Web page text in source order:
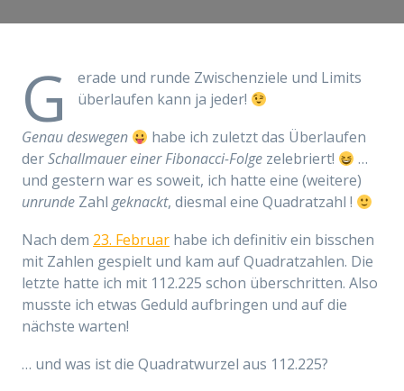
G
erade und runde Zwischenziele und Limits
überlaufen kann ja jeder!
Genau deswegen
habe ich zuletzt das Überlaufen
derSchallmauer einer Fibonacci-Folge zelebriert!
…
und gestern war es soweit, ich hatte eine (weitere)
unrunde Zahl geknackt, diesmal eine Quadratzahl !
Nach dem 23. Februar habe ich definitiv ein bisschen
mit Zahlen gespielt und kam auf Quadratzahlen. Die
letzte hatte ich mit 112.225‬ schon überschritten. Also
musste ich etwas Geduld aufbringen und auf die
nächste warten!
… und was ist die Quadratwurzel aus 112.225‬?